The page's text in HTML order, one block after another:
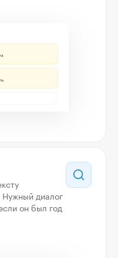
Нужный диалог
он был год